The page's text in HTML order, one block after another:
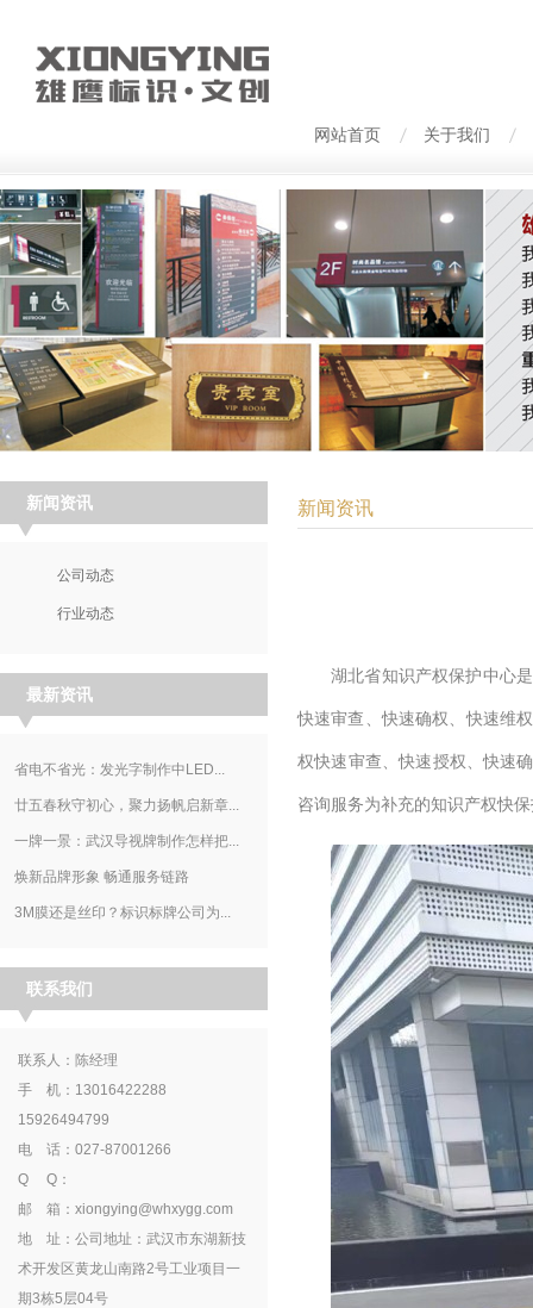
网站首页 关于我们
新闻资讯
湖北省知识产权保护中心
快速审查、快速确权、快速维
权快速审查、快速授权、快速
咨询服务为补充的知识产权快
新闻资讯
公司动态
行业动态
最新资讯
省电不省光：发光字制作中LED...
廿五春秋守初心，聚力扬帆启新章...
一牌一景：武汉导视牌制作怎样把...
焕新品牌形象 畅通服务链路
3M膜还是丝印？标识标牌公司为...
联系我们
联系人：陈经理
手 机：13016422288
15926494799
电 话：027-87001266
Q Q：
邮 箱：xiongying@whxygg.com
地 址：公司地址：武汉市东湖新技
术开发区黄龙山南路2号工业项目一
期3栋5层04号